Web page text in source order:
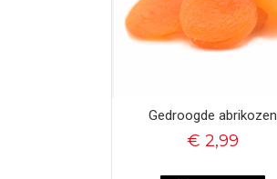
Gedroogde abrikozen
€ 2,99